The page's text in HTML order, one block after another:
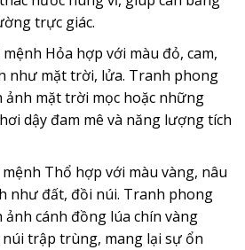
trực giác.
Hỏa hợp với màu đỏ, cam,
như mặt trời, lửa. Tranh phong
ảnh mặt trời mọc hoặc những
dậy đam mê và năng lượng tích
Thổ hợp với màu vàng, nâu
như đất, đồi núi. Tranh phong
cánh đồng lúa chín vàng
trập trùng, mang lại sự ổn